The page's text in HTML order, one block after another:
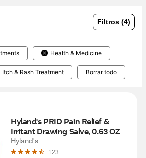
Filtros (4)
Health & Medicine
Itch & Rash Treatment Borrar todo
Hyland's PRID Pain Relief &
Irritant Drawing Salve, 0.63 OZ
Hyland's
123